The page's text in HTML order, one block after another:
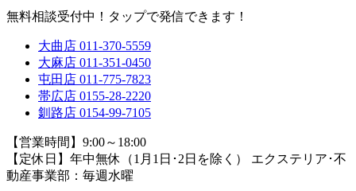
無料相談受付中！タップで発信できます！
大曲店 011-370-5559
大麻店 011-351-0450
屯田店 011-775-7823
帯広店 0155-28-2220
釧路店 0154-99-7105
【営業時間】9:00～18:00
【定休日】年中無休（1月1日･2日を除く） エクステリア･不
動産事業部：毎週水曜